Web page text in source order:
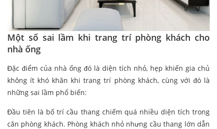
Một số sai lầm khi trang trí phòng khách cho
nhà ống
Đặc điểm của nhà ống đó là diện tích nhỏ, hẹp khiến gia chủ
không ít khó khăn khi trang trí phòng khách, cùng với đó là
những sai lầm phổ biến:
Đầu tiên là bố trí cầu thang chiếm quá nhiều diện tích trong
căn phòng khách. Phòng khách nhỏ nhưng cầu thang lớn dẫn